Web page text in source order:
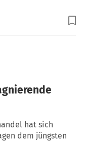
hat sich
dem jüngsten